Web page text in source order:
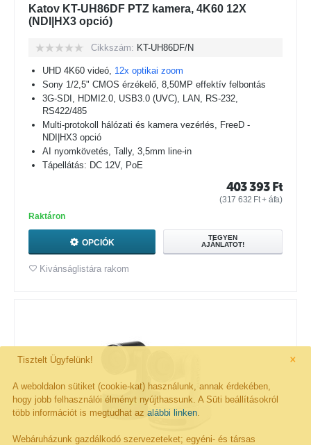
×
Tisztelt Ügyfelünk!
A weboldalon sütiket (cookie-kat) használunk, annak érdekében,
hogy jobb felhasználói élményt nyújthassunk. A Süti beállításokról
több információt is megtudhat az alábbi linken
Webáruházunk gazdálkodó szervezeteket; egyéni- és társas
Katov KT-UH86DF PTZ kamera, 4K60 12X
(NDI|HX3 opció)
Cikkszám: KT-UH86DF/N
UHD 4K60 videó, 12x optikai zoom
Sony 1/2,5" CMOS érzékelő, 8,50MP effektív felbontás
3G-SDI, HDMI2.0, USB3.0 (UVC), LAN, RS-232,
RS422/485
Multi-protokoll hálózati és kamera vezérlés, FreeD -
NDI|HX3 opció
AI nyomkövetés, Tally, 3,5mm line-in
Tápellátás: DC 12V, PoE
403 393 Ft
(317 632 Ft+ áfa)
Raktáron
OPCIÓK
TEGYEN
AJÁNLATOT!
Kivánságlistára rakom